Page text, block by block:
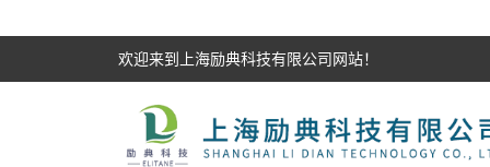
欢迎来到上海励典科技有限公司网站！